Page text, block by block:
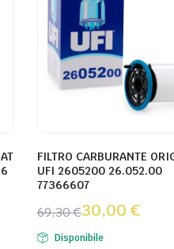
FILTRO CARBURANTE
UFI 2605200 26.052.00
77366607
69,30€30,00 €
Disponibile